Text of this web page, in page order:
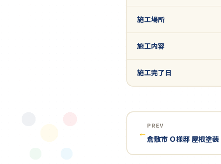
施工場所
施工内容
施工完了日
←
PREV
倉敷市 Ｏ様邸 屋根塗